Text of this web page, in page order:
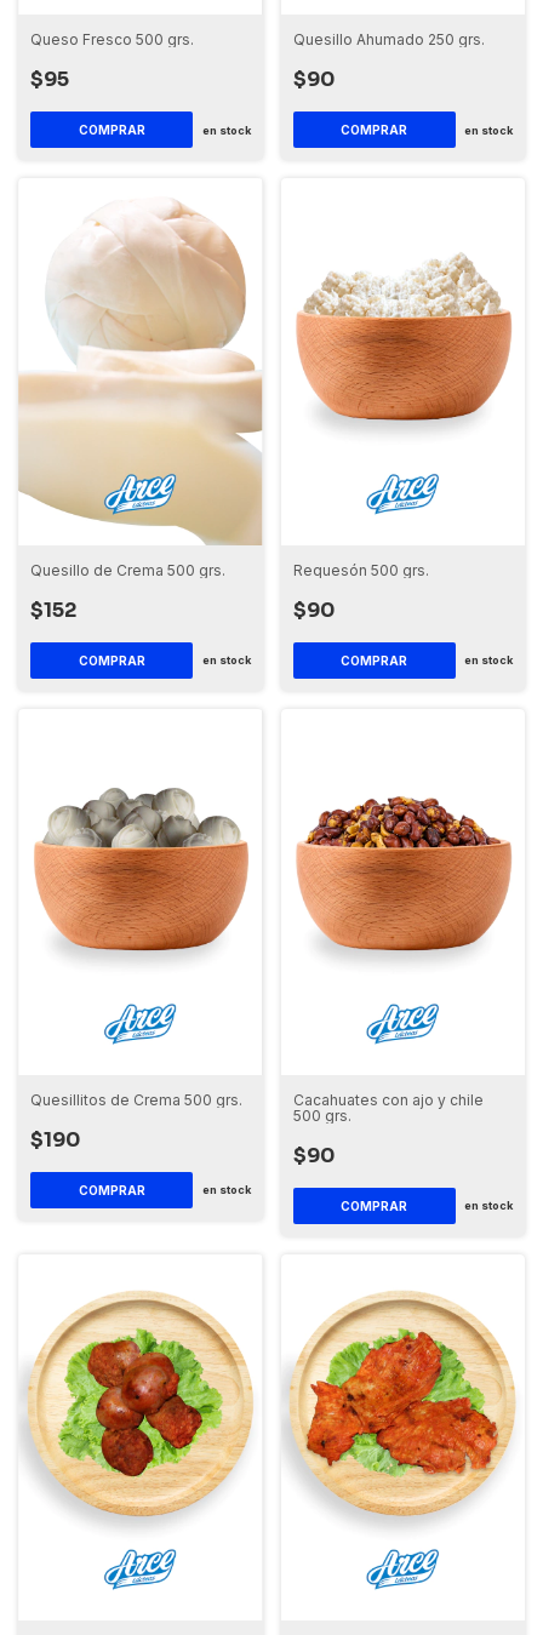
Queso Fresco 500 grs.
$95
en stock
Quesillo Ahumado 250 grs.
$90
en stock
Quesillo de Crema 500 grs.
$152
en stock
Requesón 500 grs.
$90
en stock
Quesillitos de Crema 500 grs.
$190
en stock
Cacahuates con ajo y chile
500 grs.
$90
en stock